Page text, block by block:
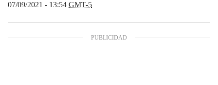
07/09/2021 - 13:54 GMT-5